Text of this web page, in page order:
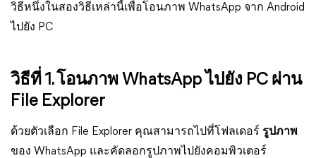
วิธีหนึ่งในสองวิธีเหล่านี้เพื่อโอนภาพ WhatsApp จาก Android
ไปยัง PC
วิธีที่ 1. โอนภาพ WhatsApp ไปยัง PC ผ่าน
File Explorer
ด้วยตัวเลือก File Explorer คุณสามารถไปที่โฟลเดอร์ รูปภาพ
ของ WhatsApp และคัดลอกรูปภาพไปยังคอมพิวเตอร์